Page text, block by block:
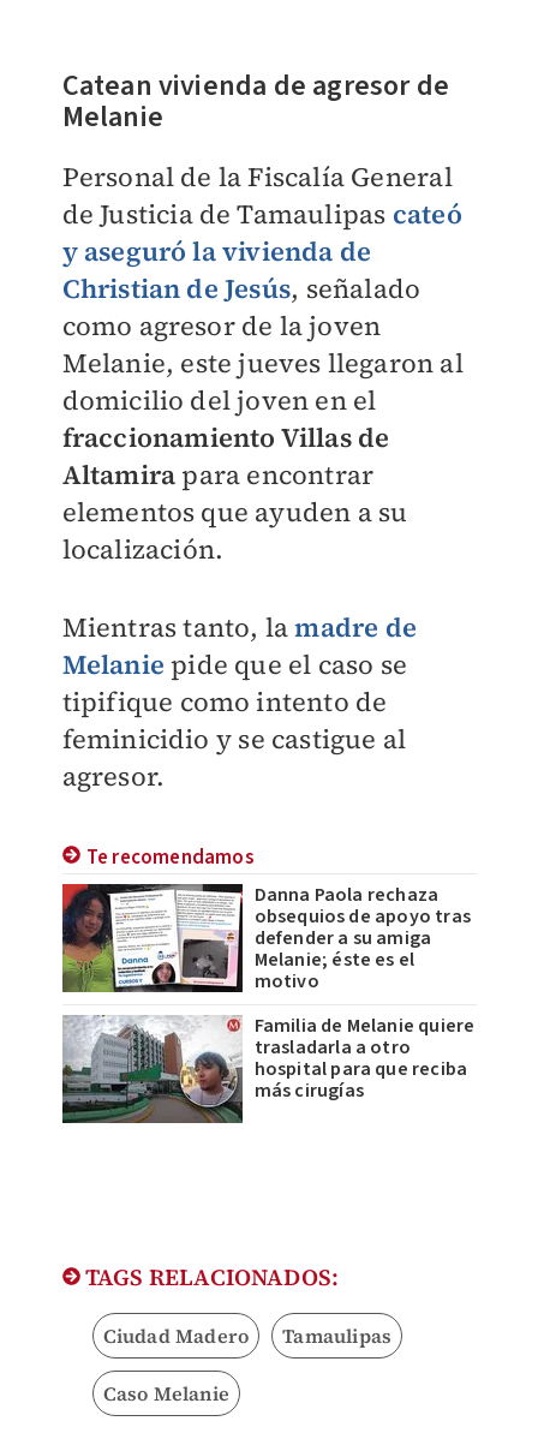
Catean vivienda de agresor de
Melanie
Personal de la Fiscalía General
de Justicia de Tamaulipas cateó
y aseguró la vivienda de
Christian de Jesús, señalado
como agresor de la joven
Melanie, este jueves llegaron al
domicilio del joven en el
fraccionamiento Villas de
Altamira para encontrar
elementos que ayuden a su
localización.
Mientras tanto, lamadre de
Melanie pide que el caso se
tipifique como intento de
feminicidio y se castigue al
agresor.
Te recomendamos
Danna Paola rechaza
obsequios de apoyo tras
defender a su amiga
Melanie; éste es el
motivo
Familia de Melanie quiere
trasladarla a otro
hospital para que reciba
más cirugías
TAGS RELACIONADOS:
Ciudad Madero Tamaulipas
Caso Melanie